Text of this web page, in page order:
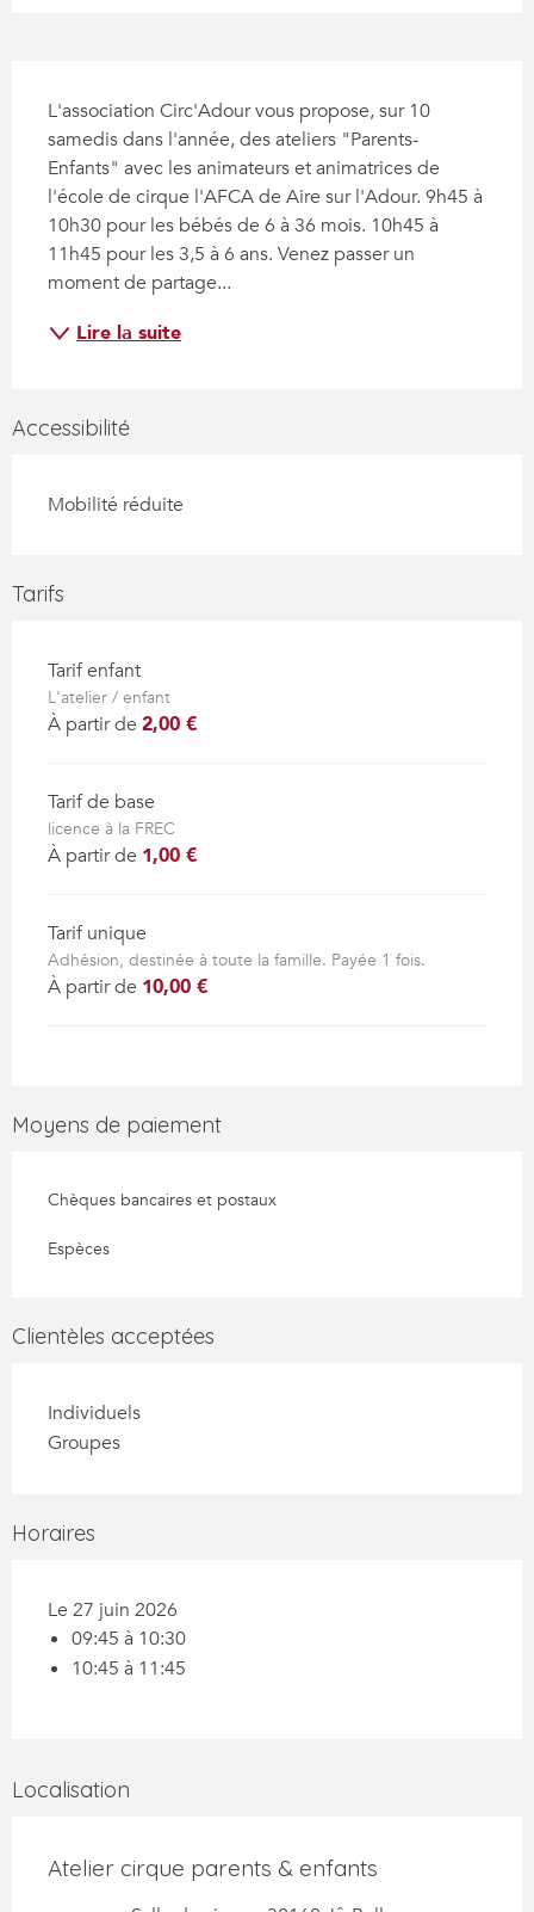
L'association Circ'Adour vous propose, sur 10
samedis dans l'année, des ateliers "Parents-
Enfants" avec les animateurs et animatrices de
l'école de cirque l'AFCA de Aire sur l'Adour. 9h45 à
10h30 pour les bébés de 6 à 36 mois. 10h45 à
11h45 pour les 3,5 à 6 ans. Venez passer un
moment de partage...
Lire la suite
Accessibilité
Mobilité réduite
Tarifs
Tarif enfant
L'atelier / enfant
À partir de 2,00 €
Tarif de base
licence à la FREC
À partir de 1,00 €
Tarif unique
Adhésion, destinée à toute la famille. Payée 1 fois.
À partir de 10,00 €
Moyens de paiement
Chèques bancaires et postaux
Espèces
Clientèles acceptées
Individuels
Groupes
Horaires
Le 27 juin 2026
09:45 à 10:30
10:45 à 11:45
Localisation
Atelier cirque parents & enfants